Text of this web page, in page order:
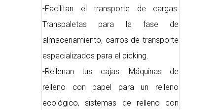
-Facilitan el transporte de cargas:
Transpaletas para la fase de
almacenamiento, carros de transporte
especializados para el picking.
-Rellenan tus cajas: Máquinas de
relleno con papel para un relleno
ecológico, sistemas de relleno con